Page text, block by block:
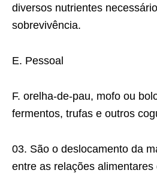
diversos nutrientes
sobrevivência.
E. Pessoal
F. orelha-de-pau, mofo ou
fermentos, trufas e outros
03. São o deslocamento da
entre as relações